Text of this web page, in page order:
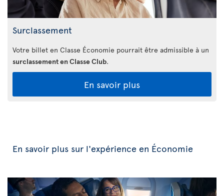
Surclassement
Votre billet en Classe Économie pourrait être admissible à un
surclassement en Classe Club.
En savoir plus
En savoir plus sur l'expérience en Économie